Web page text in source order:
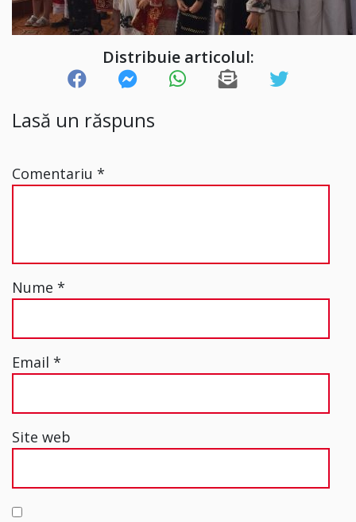
Distribuie articolul:
Lasă un răspuns
Comentariu *
Nume *
Email *
Site web